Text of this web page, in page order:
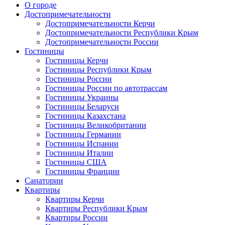
О городе
Достопримечательности
Достопримечательности Керчи
Достопримечательности Республики Крым
Достопримечательности России
Гостиницы
Гостиницы Керчи
Гостиницы Республики Крым
Гостиницы России
Гостиницы России по автотрассам
Гостиницы Украины
Гостиницы Беларуси
Гостиницы Казахстана
Гостиницы Великобритании
Гостиницы Германии
Гостиницы Испании
Гостиницы Италии
Гостиницы США
Гостиницы Франции
Санатории
Квартиры
Квартиры Керчи
Квартиры Республики Крым
Квартиры России